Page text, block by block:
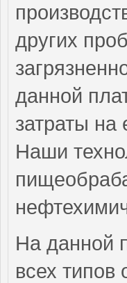
других
данной
затраты на
Наши
На данной
всех